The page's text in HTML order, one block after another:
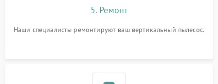
5. Ремонт
Наши специалисты ремонтируют ваш вертикальный пылесос.